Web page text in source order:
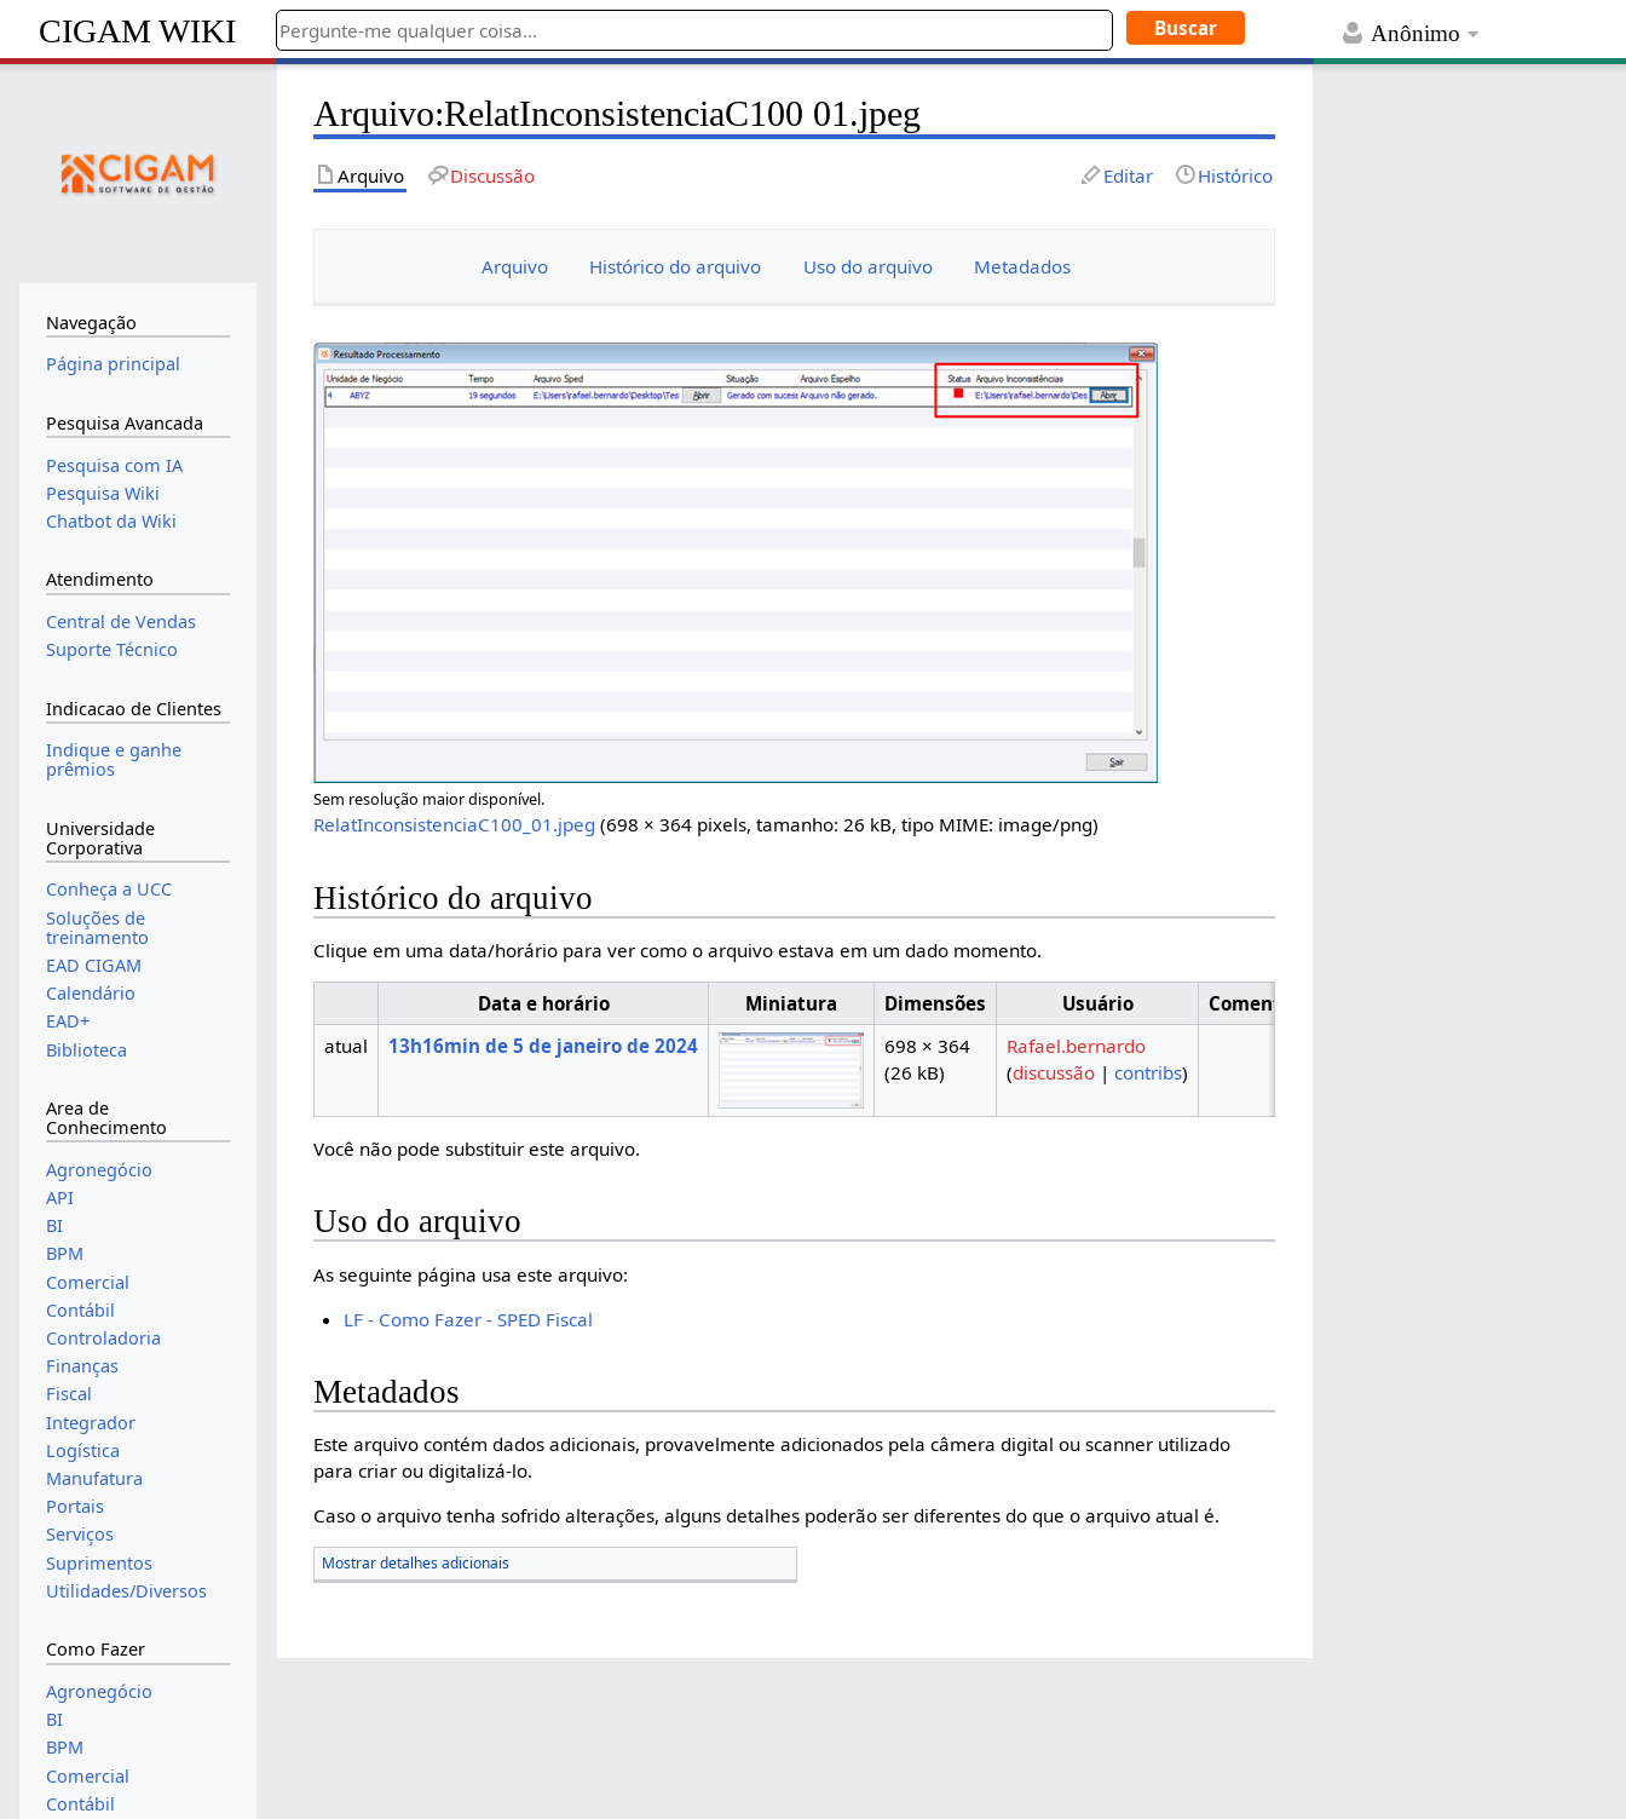
Anônimo
CIGAM WIKI
Arquivo:RelatInconsistenciaC100 01.jpeg
Arquivo Discussão Editar Histórico
Arquivo Histórico do arquivo Uso do arquivo Metadados
Sem resolução maior disponível.
RelatInconsistenciaC100_01.jpeg (698 × 364 pixels, tamanho: 26 kB, tipo MIME: image/png)
Histórico do arquivo
Clique em uma data/horário para ver como o arquivo estava em um dado momento.
Data e horário Miniatura Dimensões Usuário
Comentário
atual
13h16min de 5 de janeiro de 2024
698 × 364
(26 kB)
Rafael.bernardo
(discussão| contribs)
Você não pode substituir este arquivo.
Uso do arquivo
As seguinte página usa este arquivo:
LF - Como Fazer - SPED Fiscal
Metadados
Este arquivo contém dados adicionais, provavelmente adicionados pela câmera digital ou scanner utilizado
para criar ou digitalizá-lo.
Caso o arquivo tenha sofrido alterações, alguns detalhes poderão ser diferentes do que o arquivo atual é.
Mostrar detalhes adicionais
Navegação
Página principal
Pesquisa Avancada
Pesquisa com IA
Pesquisa Wiki
Chatbot da Wiki
Atendimento
Central de Vendas
Suporte Técnico
Indicacao de Clientes
Indique e ganhe
prêmios
Universidade
Corporativa
Conheça a UCC
Soluções de
treinamento
EAD CIGAM
Calendário
EAD+
Biblioteca
Area de
Conhecimento
Agronegócio
API
BI
BPM
Comercial
Contábil
Controladoria
Finanças
Fiscal
Integrador
Logística
Manufatura
Portais
Serviços
Suprimentos
Utilidades/Diversos
Como Fazer
Agronegócio
BI
BPM
Comercial
Contábil